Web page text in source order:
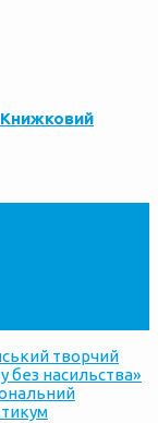
Книжковий
творчий
без насильства»